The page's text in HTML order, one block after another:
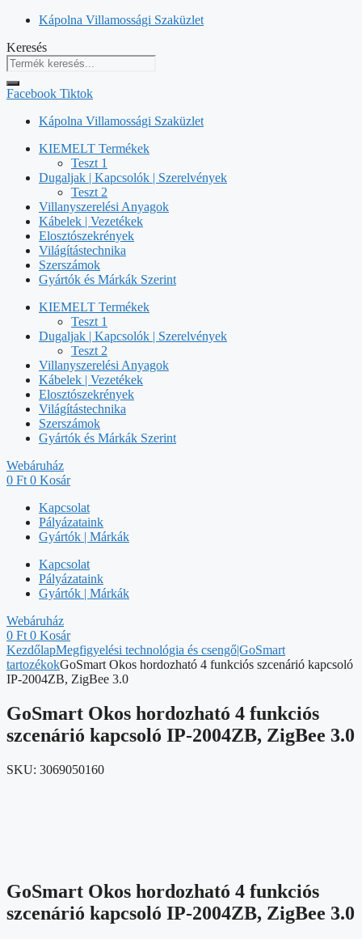
Kilépés
tartalomba
Kápolna Villamossági Szaküzlet
Keresés
Facebook Tiktok
Kápolna Villamossági Szaküzlet
KIEMELT Termékek
Teszt 1
Dugaljak | Kapcsolók | Szerelvények
Teszt 2
Villanyszerelési Anyagok
Kábelek | Vezetékek
Elosztószekrények
Világítástechnika
Szerszámok
Gyártók és Márkák Szerint
KIEMELT Termékek
Teszt 1
Dugaljak | Kapcsolók | Szerelvények
Teszt 2
Villanyszerelési Anyagok
Kábelek | Vezetékek
Elosztószekrények
Világítástechnika
Szerszámok
Gyártók és Márkák Szerint
Webáruház
0 Ft 0 Kosár
Kapcsolat
Pályázataink
Gyártók | Márkák
Kapcsolat
Pályázataink
Gyártók | Márkák
Webáruház
0 Ft 0 Kosár
KezdőlapMegfigyelési technológia és csengő|GoSmart
tartozékokGoSmart Okos hordozható 4 funkciós szcenárió kapcsoló
IP-2004ZB, ZigBee 3.0
GoSmart Okos hordozható 4 funkciós
szcenárió kapcsoló IP-2004ZB, ZigBee 3.0
SKU: 3069050160
GoSmart Okos hordozható 4 funkciós
szcenárió kapcsoló IP-2004ZB, ZigBee 3.0